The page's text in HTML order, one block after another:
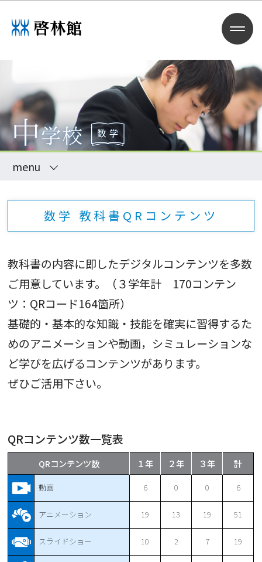
menu
数学 教科書QRコンテンツ
教科書の内容に即したデジタルコンテンツを多数
ご用意しています。（３学年計 170コンテン
ツ：QRコード164箇所）
基礎的・基本的な知識・技能を確実に習得するた
めのアニメーションや動画，シミュレーションな
ど学びを広げるコンテンツがあります。
ぜひご活用下さい。
QRコンテンツ数一覧表
QRコンテンツ数 １年 ２年 ３年 計
動画 6 0 0 6
アニメーション 19 13 19 51
スライドショー 10 2 7 19